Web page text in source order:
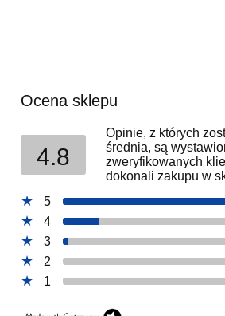
Ocena sklepu
4.8
Opinie, z których
średnia, są
zweryfikowanych
dokonali zakupu w
5
4
3
2
1